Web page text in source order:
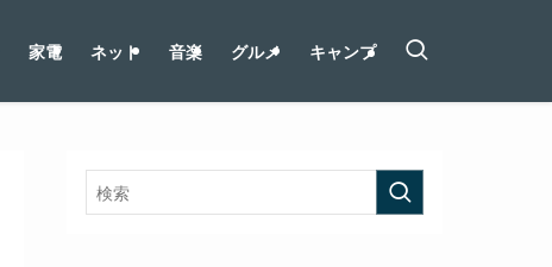
家電 ネット 音楽 グルメ キャンプ